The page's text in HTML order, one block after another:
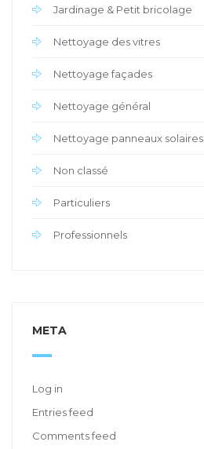
Jardinage & Petit bricolage
Nettoyage des vitres
Nettoyage façades
Nettoyage général
Nettoyage panneaux solaires
Non classé
Particuliers
Professionnels
META
Log in
Entries feed
Comments feed